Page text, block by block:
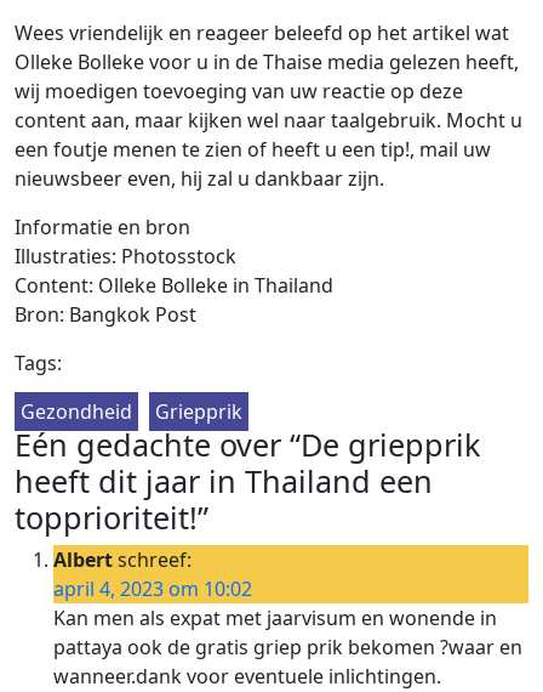
Wees vriendelijk en reageer beleefd op het artikel wat
Olleke Bolleke voor u in de Thaise media gelezen heeft,
wij moedigen toevoeging van uw reactie op deze
content aan, maar kijken wel naar taalgebruik. Mocht u
een foutje menen te zien of heeft u een tip!, mail uw
nieuwsbeer even, hij zal u dankbaar zijn.
Informatie en bron
Illustraties: Photosstock
Content: Olleke Bolleke in Thailand
Bron: Bangkok Post
Tags:
Gezondheid
Griepprik
Eén gedachte over “De griepprik
heeft dit jaar in Thailand een
topprioriteit!”
Albertschreef:
april 4, 2023 om 10:02
Kan men als expat met jaarvisum en wonende in
pattaya ook de gratis griep prik bekomen ?waar en
wanneer.dank voor eventuele inlichtingen.